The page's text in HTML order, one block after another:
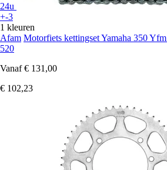
24u
+-3
1 kleuren
Afam Motorfiets kettingset Yamaha 350
520
Vanaf € 131,00
€ 102,23